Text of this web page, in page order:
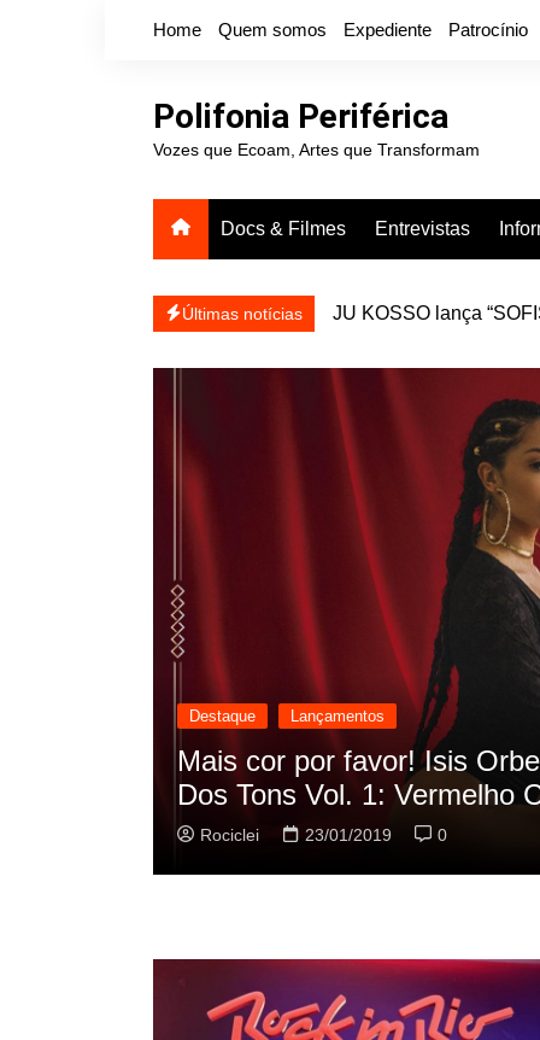
Home Quem somos Expediente Patrocínio
Polifonia Periférica
Vozes que Ecoam, Artes que Transformam
Docs & Filmes Entrevistas
Últimas notícias
JU KOSSO lança
Projota relança a
Destaque Lançamentos
Rashid vai buscar nos HQs
sua nova música
Rociclei 22/01/2019 0